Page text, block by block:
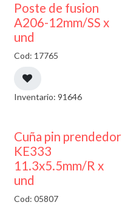
Poste de fusion
A206-12mm/SS x
und
Cod: 17765
Inventario: 91646
Cuña pin prendedor
KE333
11.3x5.5mm/R x
und
Cod: 05807